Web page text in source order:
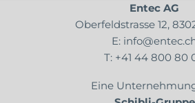
Entec AG
Oberfeldstrasse 12,
E:
T: +41 44 800 80
Eine